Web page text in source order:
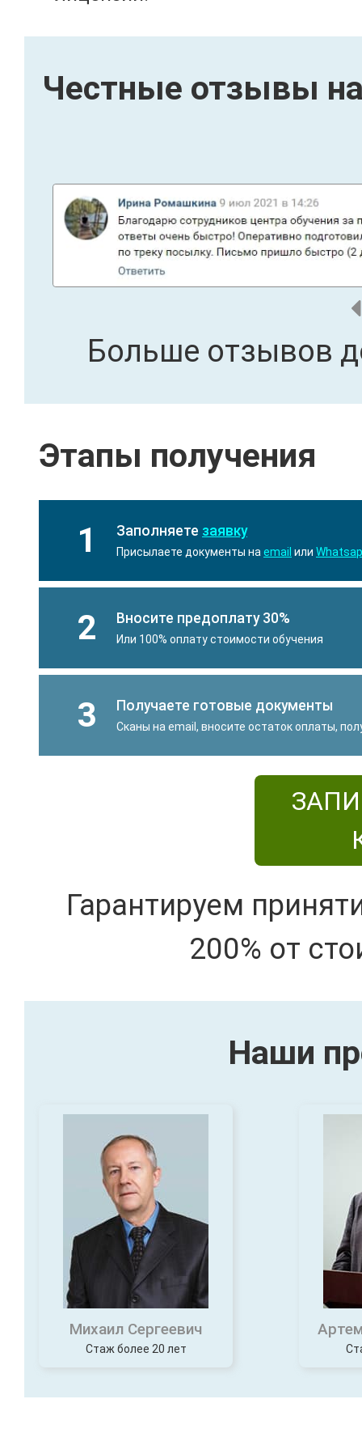
Честные отзывы
Больше отзывов
Этапы получения
1 Заполняете заявку
Присылаете документы на email или
2 Вносите предоплату 30%
Или 100% оплату стоимости обучения
3 Получаете готовые документы
Сканы на email, вносите остаток оплаты,
Гарантируем
200% от
Наши
Михаил Сергеевич
Стаж более 20 лет